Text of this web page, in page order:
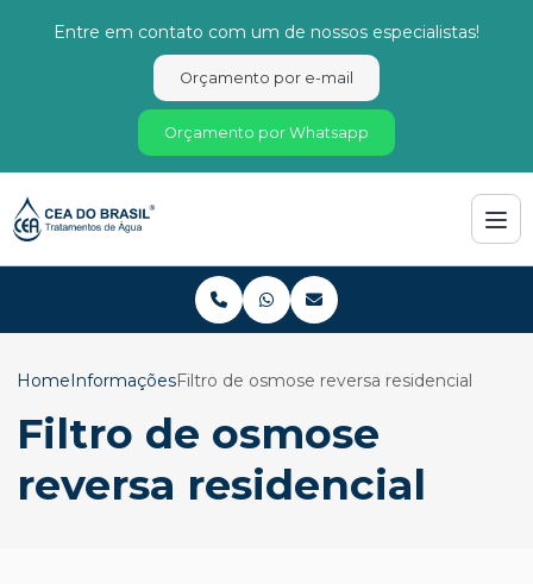
Entre em contato com um de nossos especialistas!
Orçamento por e-mail
Orçamento por Whatsapp
Home InformaçõesFiltro de osmose reversa residencial
Filtro de osmose
reversa residencial